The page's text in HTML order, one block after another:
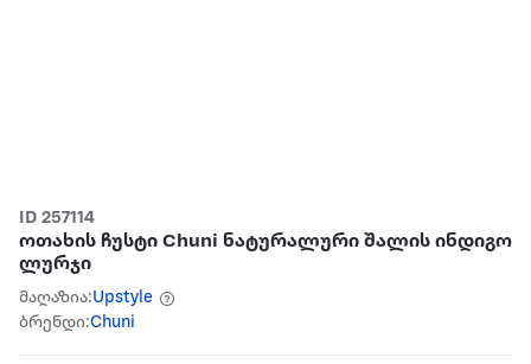
ID 257114
ოთახის ჩუსტი Chuni ნატურალური შალის ინდიგო
ლურჯი
მაღაზია:Upstyle
ბრენდი:Chuni